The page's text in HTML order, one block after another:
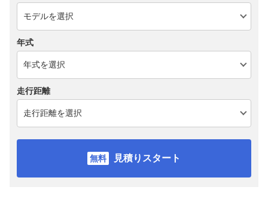
年式
走行距離
見積りスタート